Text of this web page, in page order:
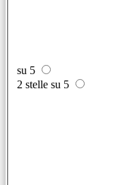
su 5
2 stelle su 5